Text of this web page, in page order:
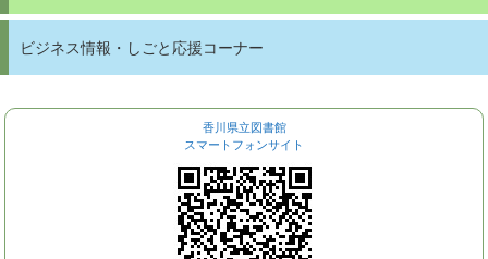
ビジネス情報・しごと応援コーナー
香川県立図書館
スマートフォンサイト